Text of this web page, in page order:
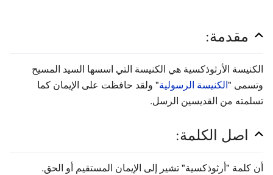
مقدمة:
الكنيسة الأرثوذكسية هي الكنيسة التي اسسها السيد المسيح
وتسمى "الكنيسة الرسولية" ولقد حافظت على الإيمان كما
تسلمته من القديسين الرسل.
اصل الكلمة:
أن كلمة "أرثوذكسية" تشير إلى الإيمان المستقيم أو الحق.